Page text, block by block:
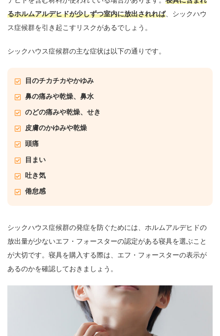
るホルムアルデヒドが少しずつ室内に放出されれば、シックハウ
ス症候群を引き起こすリスクがあるでしょう。
シックハウス症候群の主な症状は以下の通りです。
目のチカチカやかゆみ
鼻の痛みや乾燥、鼻水
のどの痛みや乾燥、せき
皮膚のかゆみや乾燥
頭痛
目まい
吐き気
倦怠感
シックハウス症候群の発症を防ぐためには、ホルムアルデヒドの
放出量が少ないエフ・フォースターの認定がある寝具を選ぶこと
が大切です。寝具を購入する際は、エフ・フォースターの表示が
あるのかを確認しておきましょう。